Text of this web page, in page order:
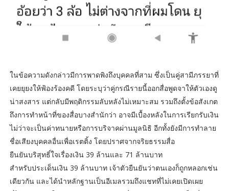
ในข้อความดังกล่าวมีการพาดพิงถึงบุคคลที่สาม ซึ่งเป็นคู่สามีภรรยาที่
เคยยุยงให้ฟ้องร้องคดี โดยระบุว่าคู่กรณีรายนี้ออกสื่อพูดจาให้ตัวเองดู
น่าสงสาร แต่กลับมีพฤติกรรมลับหลังไม่เหมาะสม รวมถึงตั้งข้อสังเกต
ถึงการทำหน้าที่ของสื่อบางสำนักว่า อาจมีเบื้องหลังในการเรียกรับเงิน
ไม่ว่าจะเป็นค่าทนายหรือการบริจาคผ่านมูลนิธิ อีกทั้งยังมีการทำลาย
ชื่อเสียงบุคคลอื่นเพื่อเรตติ้ง โดยปราศจากจริยธรรมสื่อ
​ยืนยันบริสุทธิ์ใจเรื่องเงิน 39 ล้านและ 71 ล้านบาท
สำหรับประเด็นเงิน 39 ล้านบาท เจ้าตัวยืนยันว่าตนเองก็ถูกหลอกเช่น
เดียวกัน และได้นำหลักฐานเป็นอีเมลรวมถึงแชทที่ไม่เคยเปิดเผย